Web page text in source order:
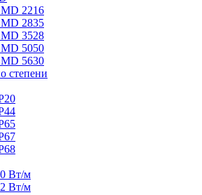
2216
2835
3528
5050
5630
степени
Вт/м
Вт/м